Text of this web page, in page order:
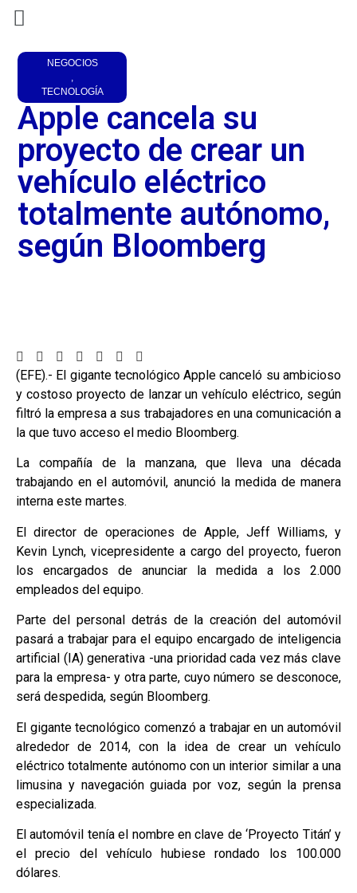
NEGOCIOS
,
TECNOLOGÍA
Apple cancela su
proyecto de crear un
vehículo eléctrico
totalmente autónomo,
según Bloomberg
(EFE).- El gigante tecnológico Apple canceló su ambicioso
y costoso proyecto de lanzar un vehículo eléctrico, según
filtró la empresa a sus trabajadores en una comunicación a
la que tuvo acceso el medio Bloomberg.
La compañía de la manzana, que lleva una década
trabajando en el automóvil, anunció la medida de manera
interna este martes.
El director de operaciones de Apple, Jeff Williams, y
Kevin Lynch, vicepresidente a cargo del proyecto, fueron
los encargados de anunciar la medida a los 2.000
empleados del equipo.
Parte del personal detrás de la creación del automóvil
pasará a trabajar para el equipo encargado de inteligencia
artificial (IA) generativa -una prioridad cada vez más clave
para la empresa- y otra parte, cuyo número se desconoce,
será despedida, según Bloomberg.
El gigante tecnológico comenzó a trabajar en un automóvil
alrededor de 2014, con la idea de crear un vehículo
eléctrico totalmente autónomo con un interior similar a una
limusina y navegación guiada por voz, según la prensa
especializada.
El automóvil tenía el nombre en clave de ‘Proyecto Titán’ y
el precio del vehículo hubiese rondado los 100.000
dólares.